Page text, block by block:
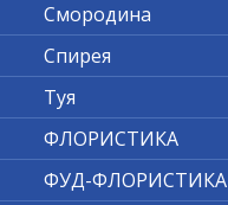
Смородина
Спирея
Туя
ФЛОРИСТИКА
ФУД-ФЛОРИСТИКА